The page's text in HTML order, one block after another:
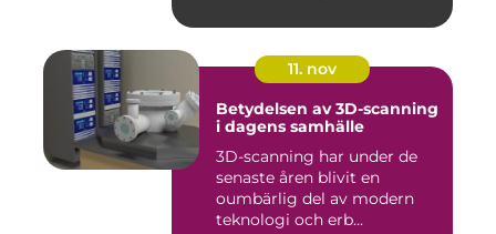
11. nov
Betydelsen av 3D-scanning
i dagens samhälle
3D-scanning har under de
senaste åren blivit en
oumbärlig del av modern
teknologi och erb...